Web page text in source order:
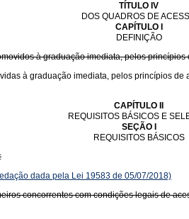
TÍTULO IV
DOS QUADROS DE
CAPÍTULO I
DEFINIÇÃO
à graduação imediata, pelos
à graduação imediata, pelos princípios
CAPÍTULO II
REQUISITOS BÁSICOS E
SEÇÃO I
REQUISITOS BÁSICOS
dada pela Lei 19583 de 05/07/2018)
concorrentes com condições legais de